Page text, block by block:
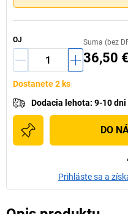
OJ Suma (bez
36,50 €
Dostanete 2 ks
Dodacia lehota: 9-10 dni
DO
Prihláste sa a